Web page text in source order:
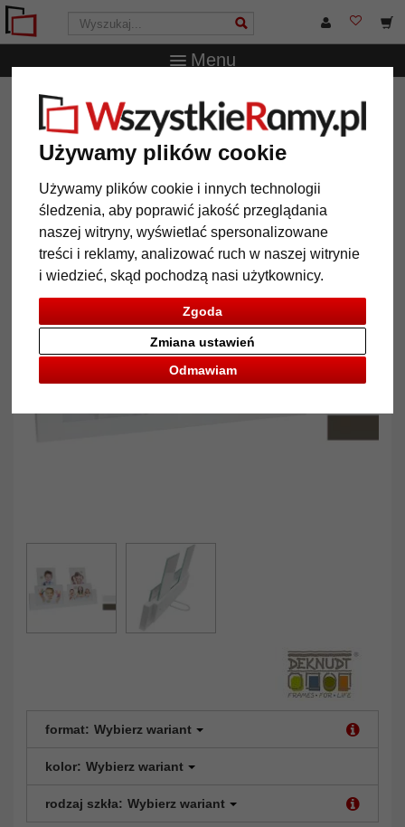
Używamy plików cookie
Używamy plików cookie i innych technologii
śledzenia, aby poprawić jakość przeglądania
naszej witryny, wyświetlać spersonalizowane
treści i reklamy, analizować ruch w naszej witrynie
i wiedzieć, skąd pochodzą nasi użytkownicy.
Zgoda
Odmawiam
Zmiana ustawień
Menu
WszystkieRamy.pl Deknudt Stojak na 4 zdjęcia
Stojak na 4 zdjęcia
Powrót
format: Wybierz wariant
kolor: Wybierz wariant
rodzaj szkła: Wybierz wariant